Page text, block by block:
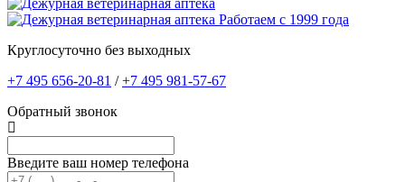
Работаем с 1999 года
Круглосуточно без выходных
+7 495 656-20-81 /+7 495 981-57-67
Обратный звонок
Введите ваш номер телефона